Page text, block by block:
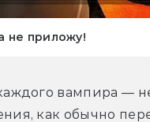
не приложу!
вампира —
как обычно